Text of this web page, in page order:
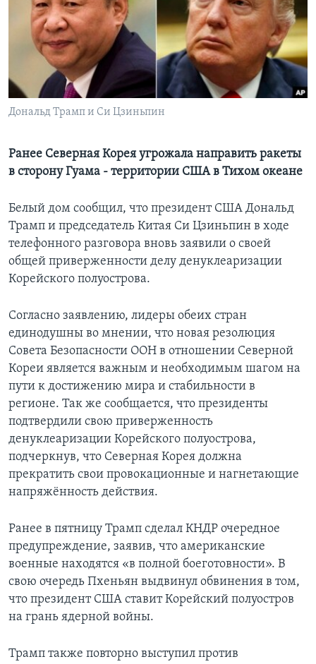
Learning English
СОЦИАЛЬНЫЕ СЕТИ
Дональд Трамп и Си Цзиньпин
Ранее Северная Корея угрожала направить ракеты
в сторону Гуама - территории США в Тихом океане
Белый дом сообщил, что президент США Дональд
Трамп и председатель Китая Си Цзиньпин в ходе
телефонного разговора вновь заявили о своей
общей приверженности делу денуклеаризации
Корейского полуострова.
Согласно заявлению, лидеры обеих стран
единодушны во мнении, что новая резолюция
Совета Безопасности ООН в отношении Северной
Кореи является важным и необходимым шагом на
пути к достижению мира и стабильности в
регионе. Так же сообщается, что президенты
подтвердили свою приверженность
денуклеаризации Корейского полуострова,
подчеркнув, что Северная Корея должна
прекратить свои провокационные и нагнетающие
напряжённость действия.
Ранее в пятницу Трамп сделал КНДР очередное
предупреждение, заявив, что американские
военные находятся «в полной боеготовности». В
свою очередь Пхеньян выдвинул обвинения в том,
что президент США ставит Корейский полуостров
на грань ядерной войны.
Трамп также повторно выступил против